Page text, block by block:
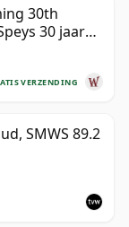
30th
30 jaar
VERZENDING
SMWS 89.2